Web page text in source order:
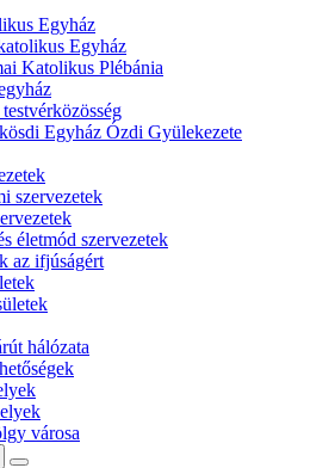
Egyház
Egyház
Katolikus Plébánia
Egyház Ózdi Gyülekezete
szervezetek
életmód szervezetek
az ifjúságért
hálózata
városa